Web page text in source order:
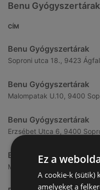
Benu
CÍM
Benu Gyógyszertárak
Soproni utca 18., 9423
Benu Gyógyszertárak
Malompatak U.10, 9400
Benu Gyógyszertárak
Erzsébet Utca 6, 9400
Benu Gyógyszertárak
Mátyás Király Utca 23, 9400
Ez a
A cookie-k (sütik)
amelyeket a